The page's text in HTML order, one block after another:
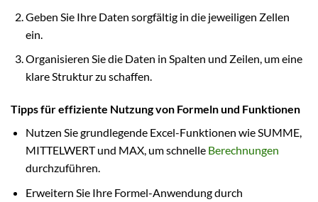
Geben Sie Ihre Daten sorgfältig in die jeweiligen Zellen
ein.
Organisieren Sie die Daten in Spalten und Zeilen, um eine
klare Struktur zu schaffen.
Tipps für effiziente Nutzung von Formeln und Funktionen
Nutzen Sie grundlegende Excel-Funktionen wie SUMME,
MITTELWERT und MAX, um schnelle Berechnungen
durchzuführen.
Erweitern Sie Ihre Formel-Anwendung durch